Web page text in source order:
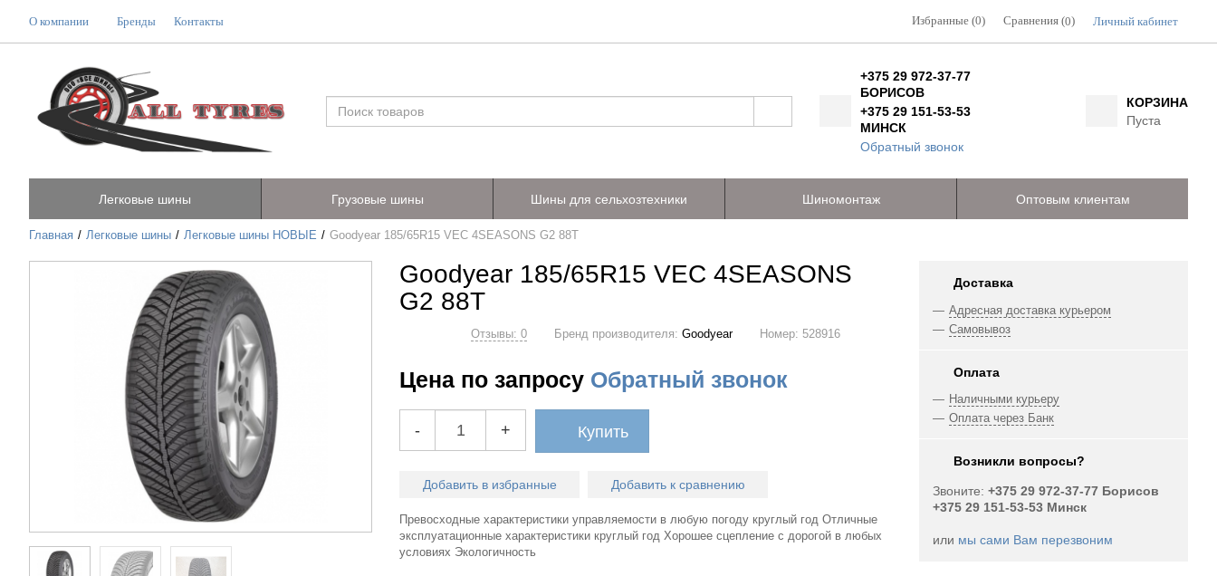
О компании Бренды Контакты Избранные (0) Сравнения (0) Личный кабинет
+375 29 972-37-77
БОРИСОВ
+375 29 151-53-53
МИНСК
Обратный звонок
КОРЗИНА
Пуста
Легковые шины Грузовые шины Шины для сельхозтехники Шиномонтаж Оптовым клиентам
Главная Легковые шины Легковые шины НОВЫЕ Goodyear 185/65R15 VEC 4SEASONS G2 88T
Goodyear 185/65R15 VEC 4SEASONS
G2 88T
Отзывы: 0 Бренд производителя:Goodyear Номер:528916
Цена по запросу Обратный звонок
- + Купить
Добавить в избранные Добавить к сравнению
Превосходные характеристики управляемости в любую погоду круглый год Отличные
эксплуатационные характеристики круглый год Хорошее сцепление с дорогой в любых
условиях Экологичность
Доставка
Адресная доставка курьером
Самовывоз
Оплата
Наличными курьеру
Оплата через Банк
Возникли вопросы?
Звоните: +375 29 972-37-77 Борисов
+375 29 151-53-53 Минск
или мы сами Вам перезвоним